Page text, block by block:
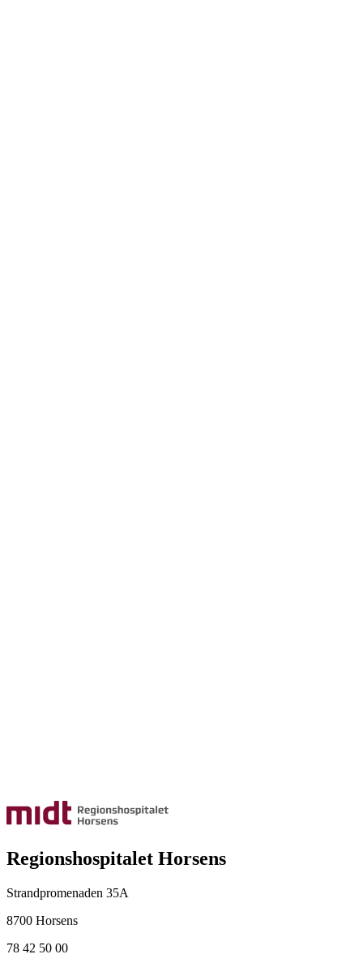
Regionshospitalet Horsens
Strandpromenaden 35A
8700 Horsens
78 42 50 00